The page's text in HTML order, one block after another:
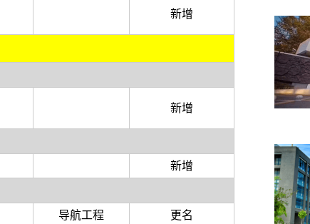
新增
新增
新增
导航工程
更名